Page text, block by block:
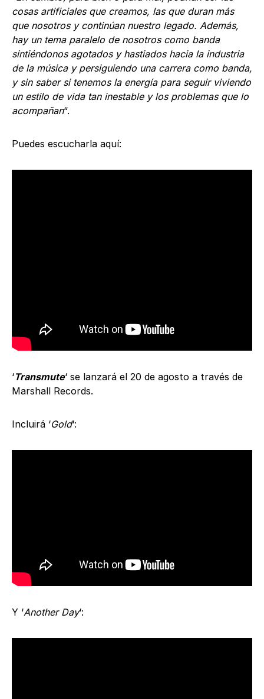
cosas artificiales que creamos, las que duran más
que nosotros y continúan nuestro legado. Además,
hay un tema paralelo de nosotros como banda
sintiéndonos agotados y hastiados hacia la industria
de la música y persiguiendo una carrera como banda,
y sin saber si tenemos la energía para seguir viviendo
un estilo de vida tan inestable y los problemas que lo
acompañan“.
Puedes escucharla aquí:
‘Transmute‘ se lanzará el 20 de agosto a través de
Marshall Records.
Incluirá ‘Gold‘:
Y ‘Another Day‘: